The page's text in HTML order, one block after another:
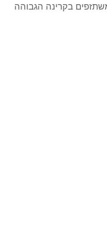
בקרינה הגבוהה